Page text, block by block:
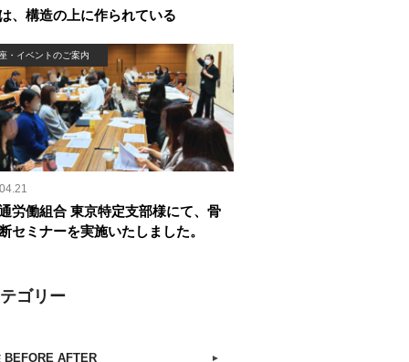
、構造の上に作られている
・イベントのご案内
労働組合 東京特定支部様にて、骨
セミナーを実施いたしました。
ゴリー
BEFORE AFTER ►